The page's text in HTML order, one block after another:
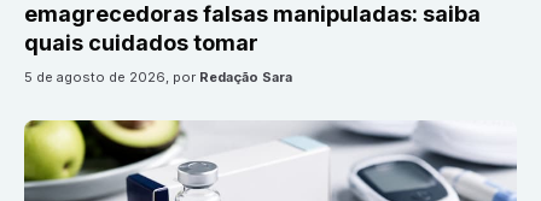
emagrecedoras falsas manipuladas: saiba
quais cuidados tomar
5 de agosto de 2026, por Redação Sara